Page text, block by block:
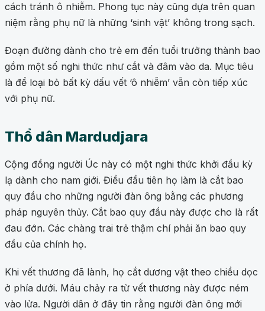
cách tránh ô nhiễm. Phong tục này cũng dựa trên quan
niệm rằng phụ nữ là những ‘sinh vật’ không trong sạch.
Đoạn đường dành cho trẻ em đến tuổi trưởng thành bao
gồm một số nghi thức như cắt và đâm vào da. Mục tiêu
là để loại bỏ bất kỳ dấu vết ‘ô nhiễm’ vẫn còn tiếp xúc
với phụ nữ.
Thổ dân Mardudjara
Cộng đồng người Úc này có một nghi thức khởi đầu kỳ
lạ dành cho nam giới. Điều đầu tiên họ làm là cắt bao
quy đầu cho những người đàn ông bằng các phương
pháp nguyên thủy. Cắt bao quy đầu này được cho là rất
đau đớn. Các chàng trai trẻ thậm chí phải ăn bao quy
đầu của chính họ.
Khi vết thương đã lành, họ cắt dương vật theo chiều dọc
ở phía dưới. Máu chảy ra từ vết thương này được ném
vào lửa. Người dân ở đây tin rằng người đàn ông mới